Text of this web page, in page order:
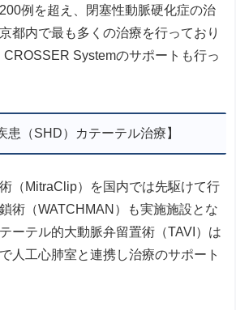
例を超え、閉塞性動脈硬化症の治
都内で最も多くの治療を行っており
CROSSER Systemのサポートも行っ
患（SHD）カテーテル治療】
（MitraClip）を国内では先駆けて行
術（WATCHMAN）も実施施設とな
ーテル的大動脈弁留置術（TAVI）は
人工心肺室と連携し治療のサポート